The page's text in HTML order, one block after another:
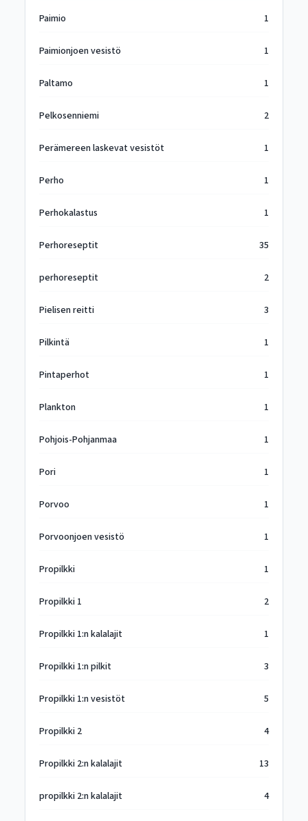
Paimio 1
Paimionjoen vesistö 1
Paltamo 1
Pelkosenniemi 2
Perämereen laskevat vesistöt 1
Perho 1
Perhokalastus 1
Perhoreseptit 35
perhoreseptit 2
Pielisen reitti 3
Pilkintä 1
Pintaperhot 1
Plankton 1
Pohjois-Pohjanmaa 1
Pori 1
Porvoo 1
Porvoonjoen vesistö 1
Propilkki 1
Propilkki 1 2
Propilkki 1:n kalalajit 1
Propilkki 1:n pilkit 3
Propilkki 1:n vesistöt 5
Propilkki 2 4
Propilkki 2:n kalalajit 13
propilkki 2:n kalalajit 4